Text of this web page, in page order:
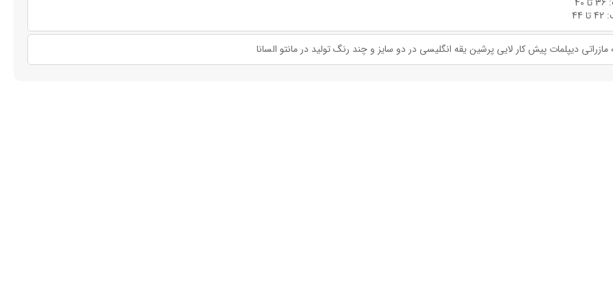
دیپلمات پیش کار لایی پرشین یقه انگلیسی در دو سایز و چند رنگ تولید در مانتو السانا